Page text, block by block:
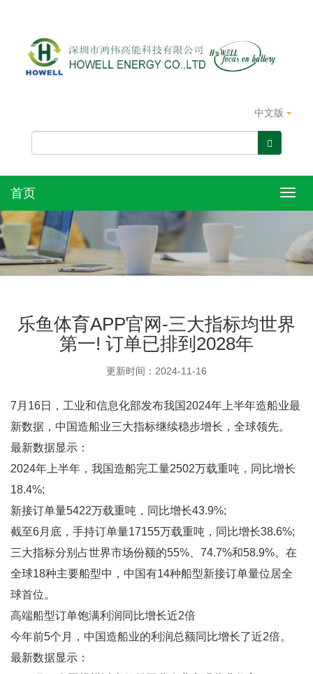
中文版
首页
乐鱼体育APP官网-三大指标均世界
第一! 订单已排到2028年
更新时间：2024-11-16
7月16日，工业和信息化部发布我国2024年上半年造船业最
新数据，中国造船业三大指标继续稳步增长，全球领先。
最新数据显示：
2024年上半年，我国造船完工量2502万载重吨，同比增长
18.4%;
新接订单量5422万载重吨，同比增长43.9%;
截至6月底，手持订单量17155万载重吨，同比增长38.6%;
三大指标分别占世界市场份额的55%、74.7%和58.9%。在
全球18种主要船型中，中国有14种船型新接订单量位居全
球首位。
高端船型订单饱满利润同比增长近2倍
今年前5个月，中国造船业的利润总额同比增长了近2倍。
最新数据显示：